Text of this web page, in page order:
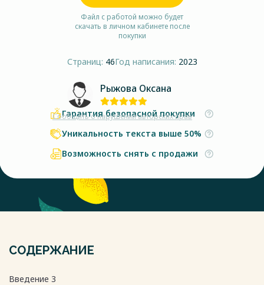
Файл с работой можно будет
скачать в личном кабинете после
покупки
Страниц: 46Год написания: 2023
Рыжова Оксана
Сообщить о нарушении авторских прав
Гарантия безопасной покупки
Уникальность текста выше 50%
Возможность снять с продажи
СОДЕРЖАНИЕ
Введение 3